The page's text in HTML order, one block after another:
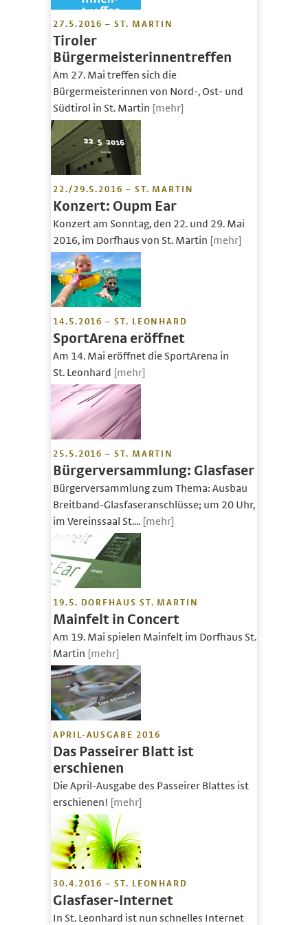
27.5.2016 – ST. MARTIN
Tiroler
Bürgermeisterinnentreffen
Am 27. Mai treffen sich die
Bürgermeisterinnen von Nord-, Ost- und
Südtirol in St. Martin [mehr]
22./29.5.2016 – ST. MARTIN
Konzert: Oupm Ear
Konzert am Sonntag, den 22. und 29. Mai
2016, im Dorfhaus von St. Martin [mehr]
14.5.2016 – ST. LEONHARD
SportArena eröffnet
Am 14. Mai eröffnet die SportArena in
St. Leonhard [mehr]
25.5.2016 – ST. MARTIN
Bürgerversammlung: Glasfaser
Bürgerversammlung zum Thema: Ausbau
Breitband-Glasfaseranschlüsse; um 20 Uhr,
im Vereinssaal St.... [mehr]
19.5. DORFHAUS ST. MARTIN
Mainfelt in Concert
Am 19. Mai spielen Mainfelt im Dorfhaus St.
Martin [mehr]
APRIL-AUSGABE 2016
Das Passeirer Blatt ist
erschienen
Die April-Ausgabe des Passeirer Blattes ist
erschienen! [mehr]
30.4.2016 – ST. LEONHARD
Glasfaser-Internet
In St. Leonhard ist nun schnelles Internet